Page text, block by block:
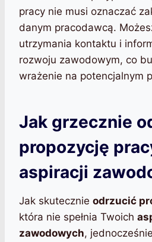
pracy nie musi oznaczać
danym pracodawcą.
utrzymania kontaktu i
rozwoju zawodowym, co
wrażenie na potencjalnym
Jak grzecznie
propozycję
aspiracji
Jak skutecznie odrzucić
która nie spełnia Twoich
zawodowych,